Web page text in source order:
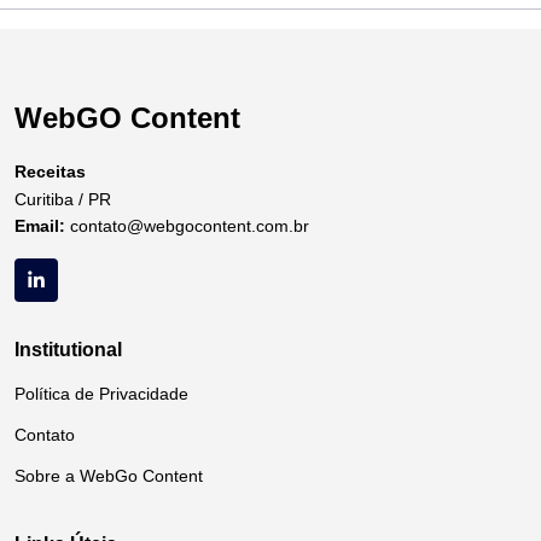
WebGO Content
Receitas
Curitiba / PR
Email: contato@webgocontent.com.br
Institutional
Política de Privacidade
Contato
Sobre a WebGo Content